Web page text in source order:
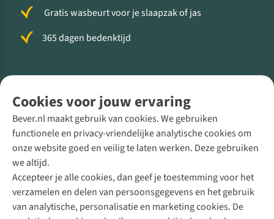
Cookies voor jouw ervaring
Bever.nl maakt gebruik van cookies. We gebruiken
functionele en privacy-vriendelijke analytische cookies om
onze website goed en veilig te laten werken. Deze gebruiken
we altijd.
Accepteer je alle cookies, dan geef je toestemming voor het
verzamelen en delen van persoonsgegevens en het gebruik
van analytische, personalisatie en marketing cookies. De
Gratis wasbeurt voor je slaapzak of jas
365 dagen bedenktijd
Direct advies van een Buitenexpert
+31 (0)85 888 50 88
+31 6 12 28 49 80